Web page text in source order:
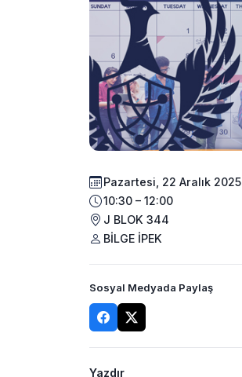
Pazartesi, 22 Aralık 2025
10:30 – 12:00
J BLOK 344
BİLGE İPEK
Sosyal Medyada Paylaş
Yazdır